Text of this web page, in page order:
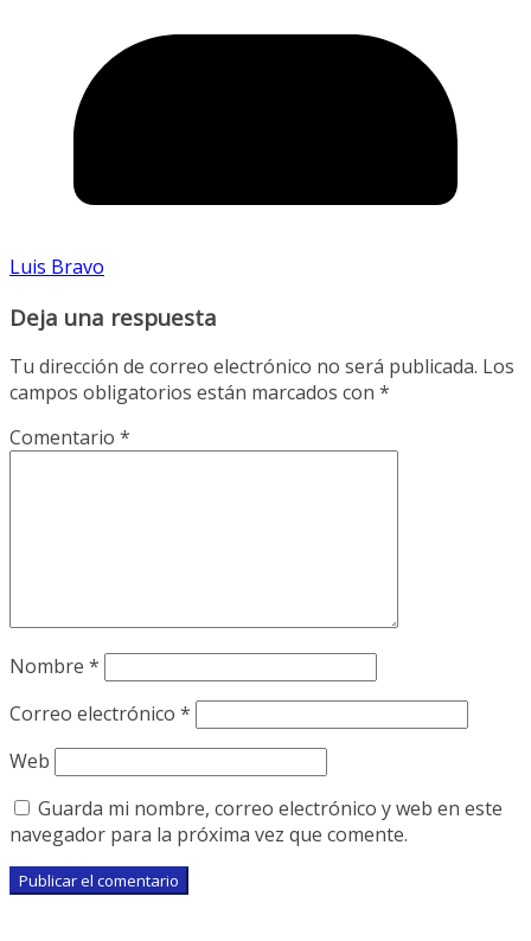
Luis Bravo
Deja una respuesta
Tu dirección de correo electrónico no será publicada. Los
campos obligatorios están marcados con *
Comentario *
Nombre *
Correo electrónico *
Web
Guarda mi nombre, correo electrónico y web en este
navegador para la próxima vez que comente.